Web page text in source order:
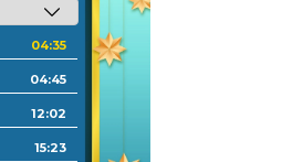
04:35
04:45
12:02
15:23